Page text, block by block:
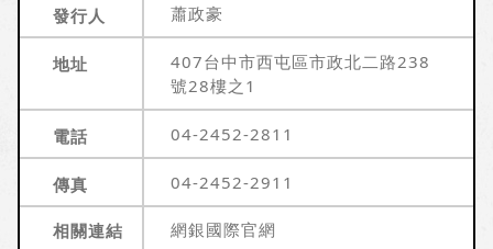
發行人 蕭政豪
地址
407台中市西屯區市政北二路238
號28樓之1
電話 04-2452-2811
傳真 04-2452-2911
相關連結 網銀國際官網